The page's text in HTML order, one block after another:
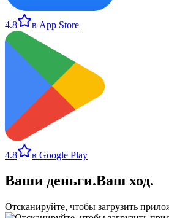
4.8 в App Store
4.8 в Google Play
Ваши деньги.Ваш ход.
Отсканируйте, чтобы загрузить